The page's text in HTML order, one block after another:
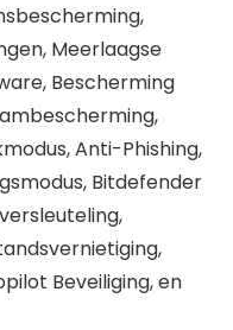
Meerlaagse
Bescherming
Anti-Phishing,
Bitdefender
Beveiliging, en